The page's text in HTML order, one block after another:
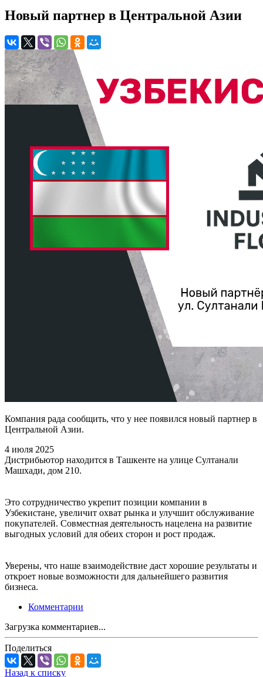
Новый партнер в Центральной Азии
Компания рада сообщить, что у нее появился новый партнер в
Центральной Азии.
4 июля 2025
Дистрибьютор находится в Ташкенте на улице Султанали
Машхади, дом 210.
Это сотрудничество укрепит позиции компании в
Узбекистане, увеличит охват рынка и улучшит обслуживание
покупателей. Совместная деятельность нацелена на развитие
выгодных условий для обеих сторон и рост продаж.
Уверены, что наше взаимодействие даст хорошие результаты и
откроет новые возможности для дальнейшего развития
бизнеса.
Комментарии
Загрузка комментариев...
Поделиться
Назад к списку